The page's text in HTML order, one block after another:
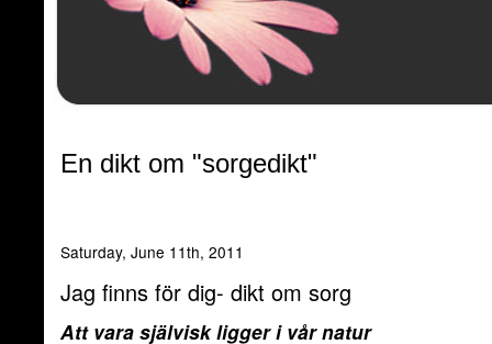
En dikt om "sorgedikt"
Saturday, June 11th, 2011
Jag finns för dig- dikt om sorg
Att vara självisk ligger i vår natur